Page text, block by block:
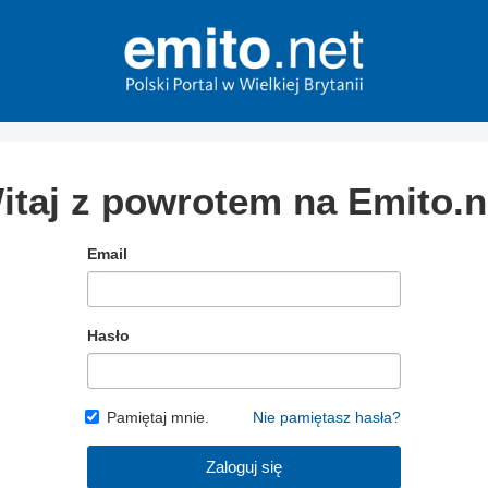
z powrotem na
Email
Hasło
Pamiętaj mnie. Nie pamiętasz hasła?
Zaloguj się